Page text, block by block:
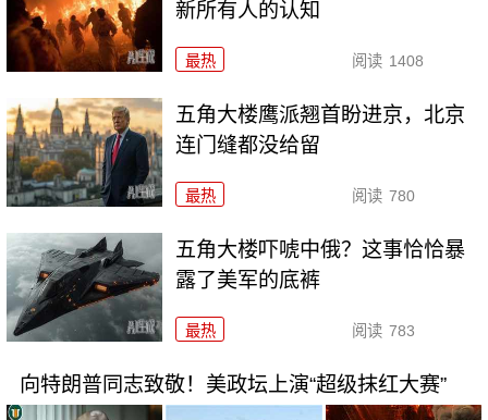
新所有人的认知
最热 阅读 1408
五角大楼鹰派翘首盼进京，北京
连门缝都没给留
最热 阅读 780
五角大楼吓唬中俄？这事恰恰暴
露了美军的底裤
最热 阅读 783
向特朗普同志致敬！美政坛上演“超级抹红大赛”